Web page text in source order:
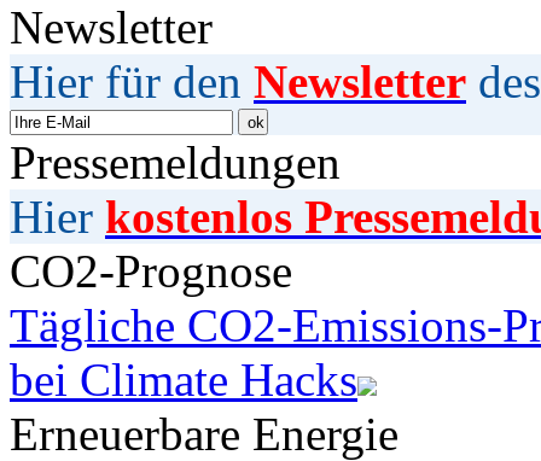
Newsletter
Hier für den Newsletter
Pressemeldungen
Hier kostenlos
CO2-Prognose
Tägliche CO2-Emissions-
bei Climate Hacks
Erneuerbare Energie